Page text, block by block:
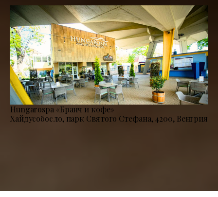
Hungarospa «Бранч и кофе»
Хайдусобосло, парк Святого Стефана, 4200, Венгрия